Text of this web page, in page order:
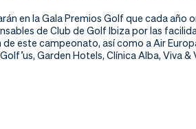
en la Gala Premios Golf que cada año
de Club de Golf Ibiza por las
este campeonato, así como a Air
Garden Hotels, Clínica Alba, Viva